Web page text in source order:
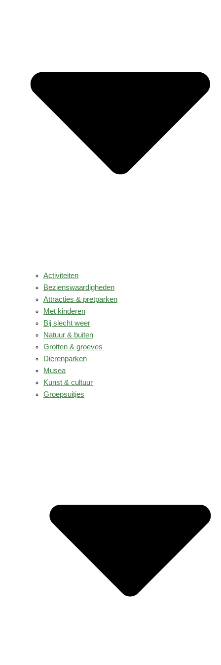
Activiteiten
Bezienswaardigheden
Attracties & pretparken
Met kinderen
Bij slecht weer
Natuur & buiten
Grotten & groeves
Dierenparken
Musea
Kunst & cultuur
Groepsuitjes